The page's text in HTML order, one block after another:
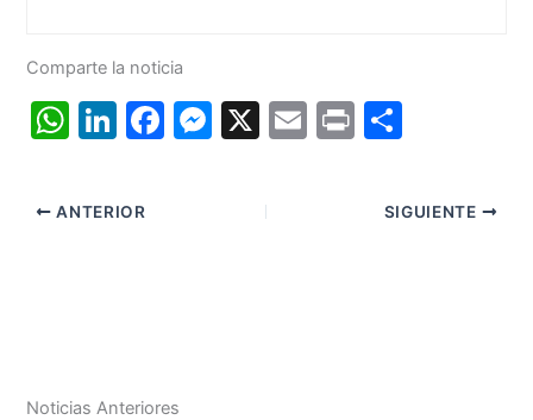
Comparte la noticia
W
at
s
Li
k
e
F
M X
E
Pr
m
p
ANTERIOR SIGUIENTE
Noticias Anteriores